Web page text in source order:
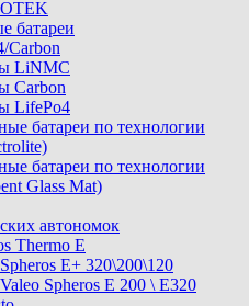
батареи
Carbon
LiNMC
Carbon
LifePo4
батареи по технологии
батареи по технологии
Glass Mat)
автономок
Thermo E
E+ 320\200\120
Spheros E 200 \ E320